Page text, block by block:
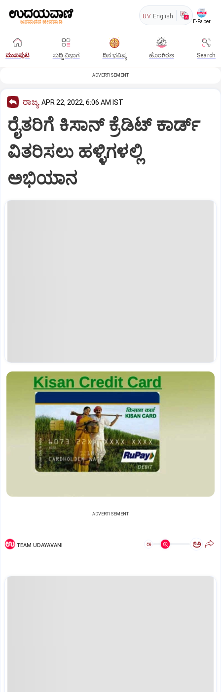
UV English
E-Paper
ಮುಖಪುಟ ಸುದ್ದಿ ವಿಭಾಗ ದಿನ ಭವಿಷ್ಯ ಹೊಂಗಿರಣ Search
ADVERTISEMENT
ರಾಜ್ಯ APR 22, 2022, 6:06 AM IST
ರೈತರಿಗೆ ಕಿಸಾನ್‌ ಕ್ರೆಡಿಟ್‌ ಕಾರ್ಡ್‌
ವಿತರಿಸಲು ಹಳ್ಳಿಗಳಲ್ಲಿ
ಅಭಿಯಾನ
ADVERTISEMENT
TEAM UDAYAVANI ಅ ಅ